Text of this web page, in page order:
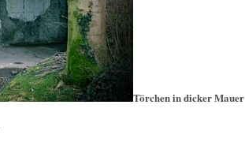
Törchen in dicker Mauer